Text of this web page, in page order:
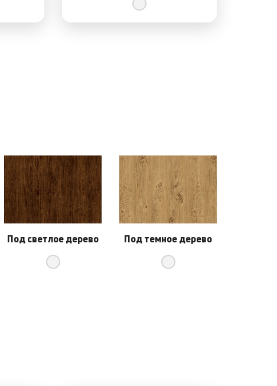
Под светлое дерево Под темное дерево